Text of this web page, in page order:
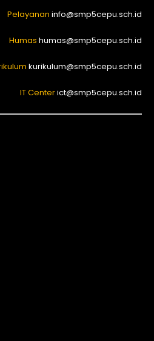
Pelayanan info@smp5cepu.sch.id
Humas humas@smp5cepu.sch.id
kurikulum@smp5cepu.sch.id
IT Centerict@smp5cepu.sch.id